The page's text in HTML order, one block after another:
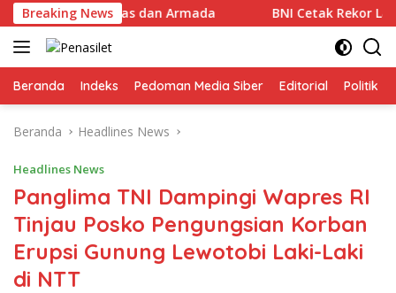
Langsung
ke
konten
Breaking News
Petugas dan Armada BNI Cetak Rekor Laba
Beranda Indeks Pedoman Media Siber Editorial Politik
Beranda Headlines News
Headlines News
Panglima TNI Dampingi Wapres RI
Tinjau Posko Pengungsian Korban
Erupsi Gunung Lewotobi Laki-Laki
di NTT